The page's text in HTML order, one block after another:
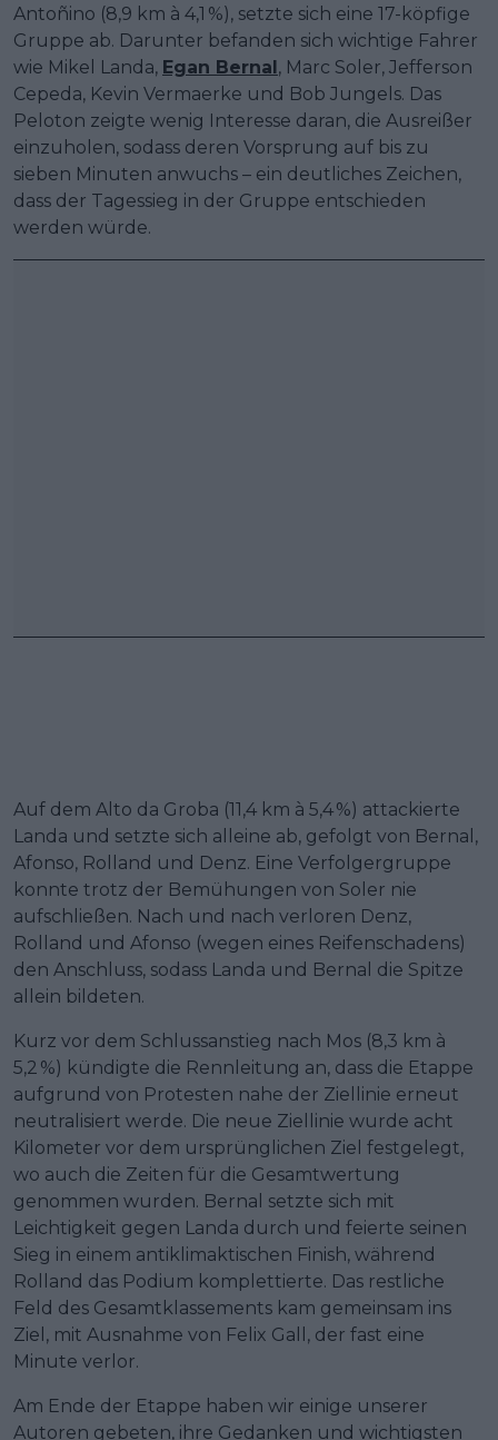
Antoñino (8,9 km à 4,1 %), setzte sich eine 17-köpfige
Gruppe ab. Darunter befanden sich wichtige Fahrer
wie Mikel Landa, Egan Bernal , Marc Soler, Jefferson
Cepeda, Kevin Vermaerke und Bob Jungels. Das
Peloton zeigte wenig Interesse daran, die Ausreißer
einzuholen, sodass deren Vorsprung auf bis zu
sieben Minuten anwuchs – ein deutliches Zeichen,
dass der Tagessieg in der Gruppe entschieden
werden würde.
Auf dem Alto da Groba (11,4 km à 5,4 %) attackierte
Landa und setzte sich alleine ab, gefolgt von Bernal,
Afonso, Rolland und Denz. Eine Verfolgergruppe
konnte trotz der Bemühungen von Soler nie
aufschließen. Nach und nach verloren Denz,
Rolland und Afonso (wegen eines Reifenschadens)
den Anschluss, sodass Landa und Bernal die Spitze
allein bildeten.
Kurz vor dem Schlussanstieg nach Mos (8,3 km à
5,2 %) kündigte die Rennleitung an, dass die Etappe
aufgrund von Protesten nahe der Ziellinie erneut
neutralisiert werde. Die neue Ziellinie wurde acht
Kilometer vor dem ursprünglichen Ziel festgelegt,
wo auch die Zeiten für die Gesamtwertung
genommen wurden. Bernal setzte sich mit
Leichtigkeit gegen Landa durch und feierte seinen
Sieg in einem antiklimaktischen Finish, während
Rolland das Podium komplettierte. Das restliche
Feld des Gesamtklassements kam gemeinsam ins
Ziel, mit Ausnahme von Felix Gall, der fast eine
Minute verlor.
Am Ende der Etappe haben wir einige unserer
Autoren gebeten, ihre Gedanken und wichtigsten